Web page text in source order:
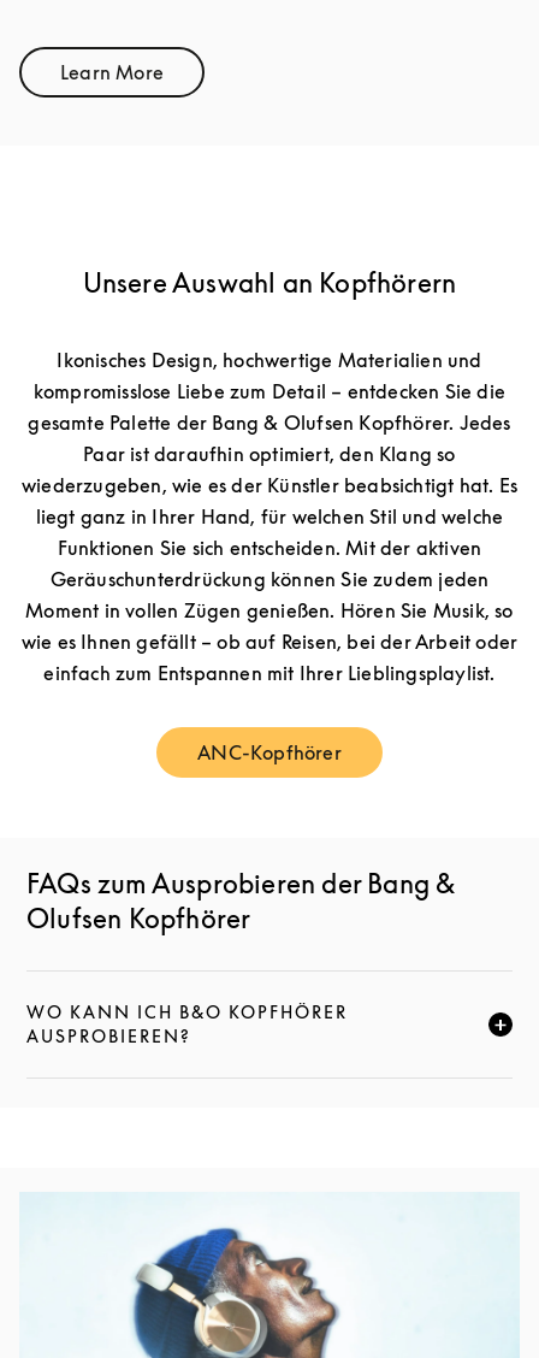
Learn MoreLink Opens in New Tab
Unsere Auswahl an Kopfhörern
Ikonisches Design, hochwertige Materialien und
kompromisslose Liebe zum Detail – entdecken Sie die
gesamte Palette der Bang & Olufsen Kopfhörer. Jedes
Paar ist daraufhin optimiert, den Klang so
wiederzugeben, wie es der Künstler beabsichtigt hat. Es
liegt ganz in Ihrer Hand, für welchen Stil und welche
Funktionen Sie sich entscheiden. Mit der aktiven
Geräuschunterdrückung können Sie zudem jeden
Moment in vollen Zügen genießen. Hören Sie Musik, so
wie es Ihnen gefällt – ob auf Reisen, bei der Arbeit oder
einfach zum Entspannen mit Ihrer Lieblingsplaylist.
ANC-KopfhörerLink Opens in New Tab
FAQs zum Ausprobieren der Bang &
Olufsen Kopfhörer
WO KANN ICH B&O KOPFHÖRER
AUSPROBIEREN?
KLICKE HIER, UM DIESE BESCHREIBUNG ZU